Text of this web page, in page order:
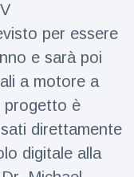
per essere
e sarà poi
a motore a
progetto è
direttamente
digitale alla